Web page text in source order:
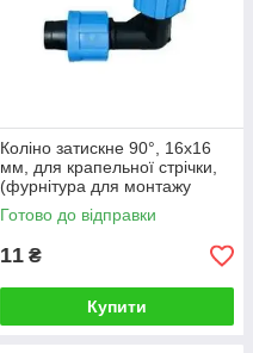
Коліно затискне 90°, 16х16
мм, для крапельної стрічки,
(фурнітура для монтажу
крапельного поливу), Україна
Готово до відправки
11 ₴
Купити